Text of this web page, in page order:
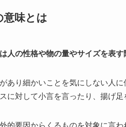
意味とは
人の性格や物の量やサイズを表す
あり細かいことを気にしない人に
に対して小言を言ったり、揚げ
的要因からくるものを対象に言わ